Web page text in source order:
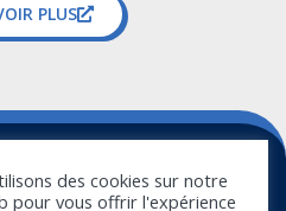
PLUS
des cookies sur notre
pour vous offrir l'expérience